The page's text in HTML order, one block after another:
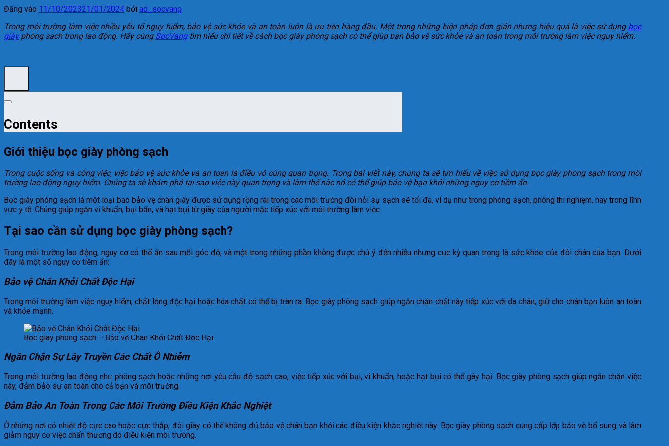
Đăng vào 11/10/202321/01/2024 bởi ad_socvang
Trong môi trường làm việc nhiều yếu tố nguy hiểm, bảo vệ sức khỏe và an toàn luôn là ưu tiên hàng đầu. Một trong những biện pháp đơn giản nhưng hiệu quả là việc sử dụng bọc
giàyphòng sạch trong lao động. Hãy cùng SocVangtìm hiểu chi tiết về cách bọc giày phòng sạch có thể giúp bạn bảo vệ sức khỏe và an toàn trong môi trường làm việc nguy hiểm.
Contents
Giới thiệu bọc giày phòng sạch
Trong cuộc sống và công việc, việc bảo vệ sức khỏe và an toàn là điều vô cùng quan trọng. Trong bài viết này, chúng ta sẽ tìm hiểu về việc sử dụng bọc giày phòng sạch trong môi
trường lao động nguy hiểm. Chúng ta sẽ khám phá tại sao việc này quan trọng và làm thế nào nó có thể giúp bảo vệ bạn khỏi những nguy cơ tiềm ẩn.
Bọc giày phòng sạch là một loại bao bảo vệ chân giày được sử dụng rộng rãi trong các môi trường đòi hỏi sự sạch sẽ tối đa, ví dụ như trong phòng sạch, phòng thí nghiệm, hay trong lĩnh
vực y tế. Chúng giúp ngăn vi khuẩn, bụi bẩn, và hạt bụi từ giày của người mặc tiếp xúc với môi trường làm việc.
Tại sao cần sử dụng bọc giày phòng sạch?
Trong môi trường lao động, nguy cơ có thể ẩn sau mỗi góc độ, và một trong những phần không được chú ý đến nhiều nhưng cực kỳ quan trọng là sức khỏe của đôi chân của bạn. Dưới
đây là một số nguy cơ tiềm ẩn:
Bảo vệ Chân Khỏi Chất Độc Hại
Trong môi trường làm việc nguy hiểm, chất lỏng độc hại hoặc hóa chất có thể bị tràn ra. Bọc giày phòng sạch giúp ngăn chặn chất này tiếp xúc với da chân, giữ cho chân bạn luôn an toàn
và khỏe mạnh.
Bọc giày phòng sạch – Bảo vệ Chân Khỏi Chất Độc Hại
Ngăn Chặn Sự Lây Truyền Các Chất Ô Nhiễm
Trong môi trường lao động như phòng sạch hoặc những nơi yêu cầu độ sạch cao, việc tiếp xúc với bụi, vi khuẩn, hoặc hạt bụi có thể gây hại. Bọc giày phòng sạch giúp ngăn chặn việc
này, đảm bảo sự an toàn cho cả bạn và môi trường.
Đảm Bảo An Toàn Trong Các Môi Trường Điều Kiện Khắc Nghiệt
Ở những nơi có nhiệt độ cực cao hoặc cực thấp, đôi giày có thể không đủ bảo vệ chân bạn khỏi các điều kiện khắc nghiệt này. Bọc giày phòng sạch cung cấp lớp bảo vệ bổ sung và làm
giảm nguy cơ việc chấn thương do điều kiện môi trường.